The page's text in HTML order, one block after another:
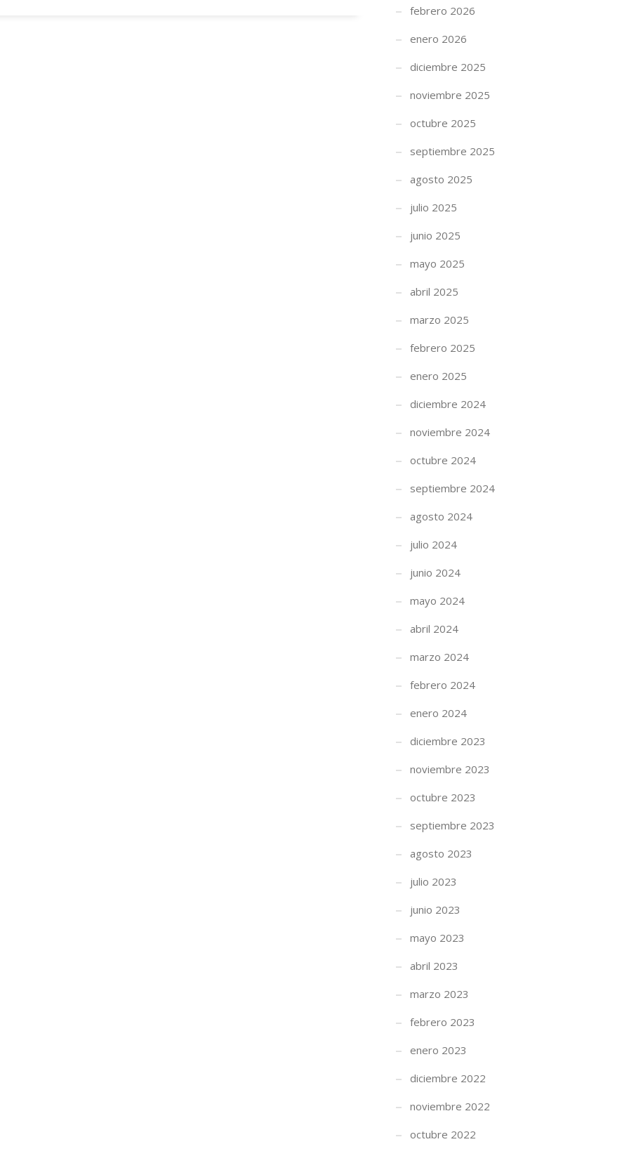
febrero 2026
enero 2026
diciembre 2025
noviembre 2025
octubre 2025
septiembre 2025
agosto 2025
julio 2025
junio 2025
mayo 2025
abril 2025
marzo 2025
febrero 2025
enero 2025
diciembre 2024
noviembre 2024
octubre 2024
septiembre 2024
agosto 2024
julio 2024
junio 2024
mayo 2024
abril 2024
marzo 2024
febrero 2024
enero 2024
diciembre 2023
noviembre 2023
octubre 2023
septiembre 2023
agosto 2023
julio 2023
junio 2023
mayo 2023
abril 2023
marzo 2023
febrero 2023
enero 2023
diciembre 2022
noviembre 2022
octubre 2022